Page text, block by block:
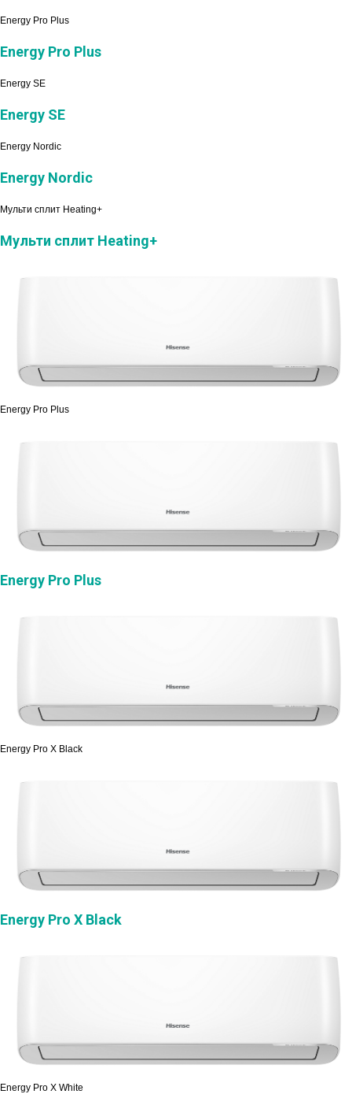
Energy Pro Plus
Energy Pro Plus
Energy SE
Energy SE
Energy Nordic
Energy Nordic
Мульти сплит Heating+
Мульти сплит Heating+
Energy Pro Plus
Energy Pro Plus
Energy Pro X Black
Energy Pro X Black
Energy Pro X White